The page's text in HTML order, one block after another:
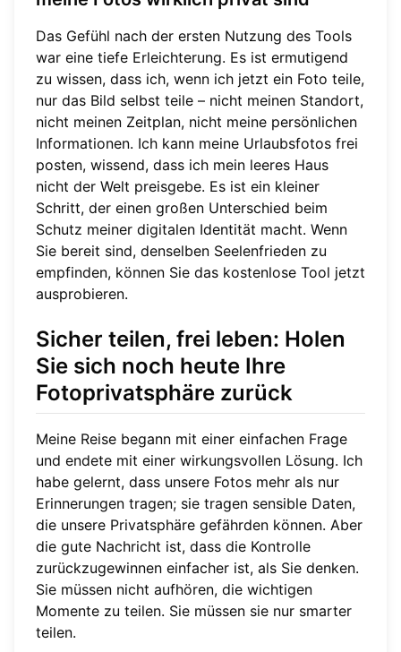
Das Gefühl nach der ersten Nutzung des Tools
war eine tiefe Erleichterung. Es ist ermutigend
zu wissen, dass ich, wenn ich jetzt ein Foto teile,
nur das Bild selbst teile – nicht meinen Standort,
nicht meinen Zeitplan, nicht meine persönlichen
Informationen. Ich kann meine Urlaubsfotos frei
posten, wissend, dass ich mein leeres Haus
nicht der Welt preisgebe. Es ist ein kleiner
Schritt, der einen großen Unterschied beim
Schutz meiner digitalen Identität macht. Wenn
Sie bereit sind, denselben Seelenfrieden zu
empfinden, können Sie das kostenlose Tool jetzt
ausprobieren.
Sicher teilen, frei leben: Holen
Sie sich noch heute Ihre
Fotoprivatsphäre zurück
Meine Reise begann mit einer einfachen Frage
und endete mit einer wirkungsvollen Lösung. Ich
habe gelernt, dass unsere Fotos mehr als nur
Erinnerungen tragen; sie tragen sensible Daten,
die unsere Privatsphäre gefährden können. Aber
die gute Nachricht ist, dass die Kontrolle
zurückzugewinnen einfacher ist, als Sie denken.
Sie müssen nicht aufhören, die wichtigen
Momente zu teilen. Sie müssen sie nur smarter
teilen.